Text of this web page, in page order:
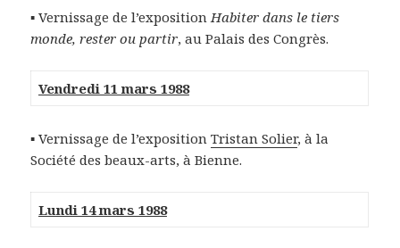
▪ Vernissage de l’expositionHabiter dans le tiers
monde, rester ou partir, au Palais des Congrès.
Vendredi 11 mars 1988
▪ Vernissage de l’expositionTristan Solier, à la
Société des beaux-arts, à Bienne.
Lundi 14 mars 1988